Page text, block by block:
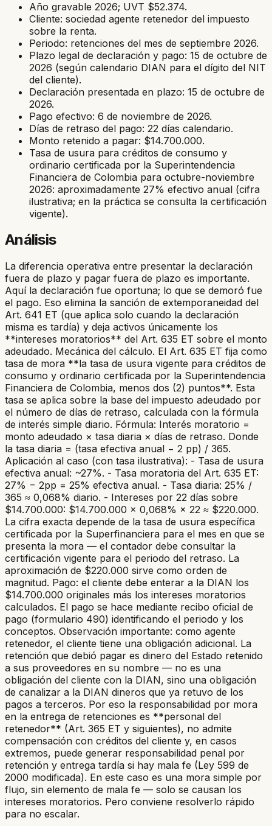
Año gravable 2026; UVT $52.374.
Cliente: sociedad agente retenedor del impuesto
sobre la renta.
Periodo: retenciones del mes de septiembre 2026.
Plazo legal de declaración y pago: 15 de octubre de
2026 (según calendario DIAN para el dígito del NIT
del cliente).
Declaración presentada en plazo: 15 de octubre de
2026.
Pago efectivo: 6 de noviembre de 2026.
Días de retraso del pago: 22 días calendario.
Monto retenido a pagar: $14.700.000.
Tasa de usura para créditos de consumo y
ordinario certificada por la Superintendencia
Financiera de Colombia para octubre-noviembre
2026: aproximadamente 27% efectivo anual (cifra
ilustrativa; en la práctica se consulta la certificación
vigente).
Análisis
La diferencia operativa entre presentar la declaración
fuera de plazo y pagar fuera de plazo es importante.
Aquí la declaración fue oportuna; lo que se demoró fue
el pago. Eso elimina la sanción de extemporaneidad del
Art. 641 ET (que aplica solo cuando la declaración
misma es tardía) y deja activos únicamente los
**intereses moratorios** del Art. 635 ET sobre el monto
adeudado. Mecánica del cálculo. El Art. 635 ET fija como
tasa de mora **la tasa de usura vigente para créditos de
consumo y ordinario certificada por la Superintendencia
Financiera de Colombia, menos dos (2) puntos**. Esta
tasa se aplica sobre la base del impuesto adeudado por
el número de días de retraso, calculada con la fórmula
de interés simple diario. Fórmula: Interés moratorio =
monto adeudado × tasa diaria × días de retraso. Donde
la tasa diaria = (tasa efectiva anual − 2 pp) / 365.
Aplicación al caso (con tasa ilustrativa): - Tasa de usura
efectiva anual: ~27%. - Tasa moratoria del Art. 635 ET:
27% − 2pp = 25% efectiva anual. - Tasa diaria: 25% /
365 ≈ 0,068% diario. - Intereses por 22 días sobre
$14.700.000: $14.700.000 × 0,068% × 22 ≈ $220.000.
La cifra exacta depende de la tasa de usura específica
certificada por la Superfinanciera para el mes en que se
presenta la mora — el contador debe consultar la
certificación vigente para el periodo del retraso. La
aproximación de $220.000 sirve como orden de
magnitud. Pago: el cliente debe enterar a la DIAN los
$14.700.000 originales más los intereses moratorios
calculados. El pago se hace mediante recibo oficial de
pago (formulario 490) identificando el periodo y los
conceptos. Observación importante: como agente
retenedor, el cliente tiene una obligación adicional. La
retención que debió pagar es dinero del Estado retenido
a sus proveedores en su nombre — no es una
obligación del cliente con la DIAN, sino una obligación
de canalizar a la DIAN dineros que ya retuvo de los
pagos a terceros. Por eso la responsabilidad por mora
en la entrega de retenciones es **personal del
retenedor** (Art. 365 ET y siguientes), no admite
compensación con créditos del cliente y, en casos
extremos, puede generar responsabilidad penal por
retención y entrega tardía si hay mala fe (Ley 599 de
2000 modificada). En este caso es una mora simple por
flujo, sin elemento de mala fe — solo se causan los
intereses moratorios. Pero conviene resolverlo rápido
para no escalar.